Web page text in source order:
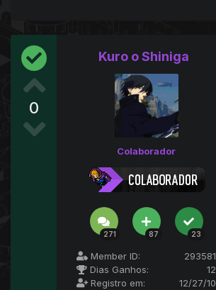
0
Kuro o Shiniga
Colaborador
271 87 23
Member ID:
293581
Dias Ganhos:
12
Registro em:
12/27/10